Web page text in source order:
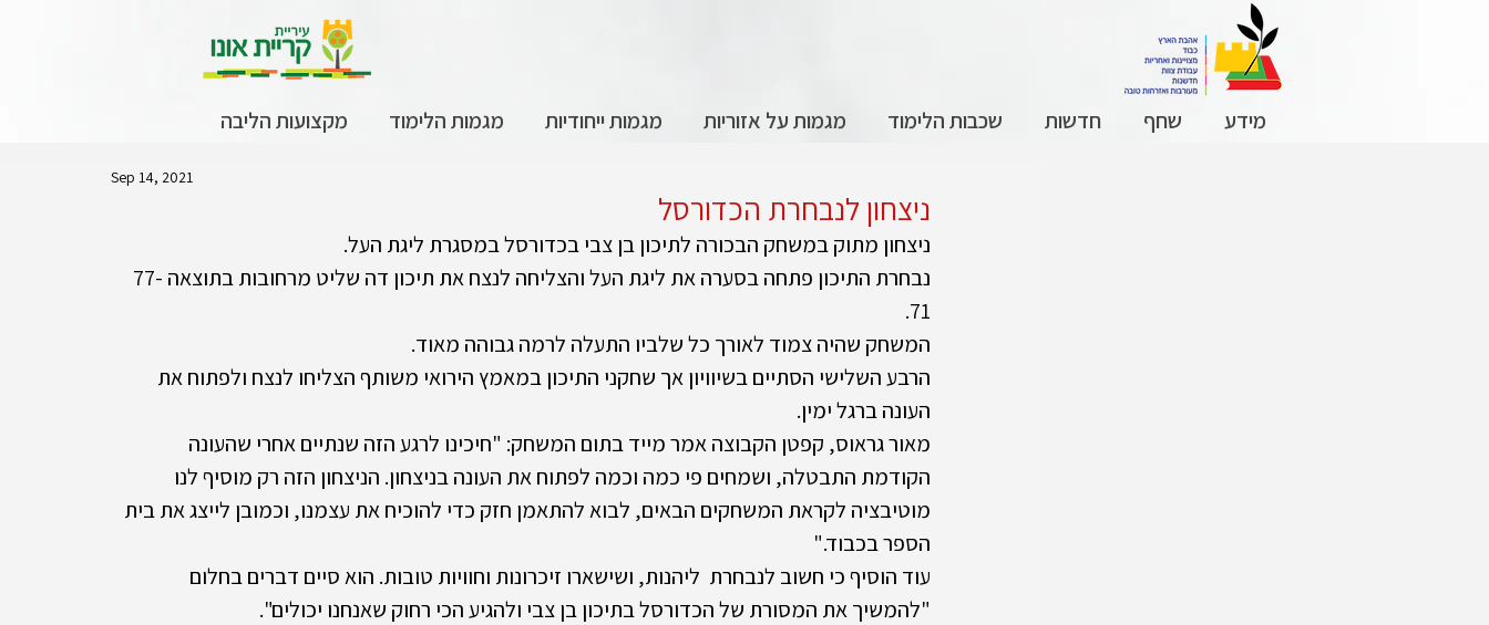
מידע שחף חדשות שכבות הלימוד מגמות על אזוריות מגמות ייחודיות מגמות הלימוד מקצועות הליבה
ניצחון לנבחרת הכדורסל
Sep 14, 2021
ניצחון מתוק במשחק הבכורה לתיכון בן צבי בכדורסל במסגרת ליגת העל.
נבחרת התיכון פתחה בסערה את ליגת העל והצליחה לנצח את תיכון דה שליט מרחובות בתוצאה 77-
71.
המשחק שהיה צמוד לאורך כל שלביו התעלה לרמה גבוהה מאוד.
הרבע השלישי הסתיים בשיוויון אך שחקני התיכון במאמץ הירואי משותף הצליחו לנצח ולפתוח את
העונה ברגל ימין.
מאור גראוס, קפטן הקבוצה אמר מייד בתום המשחק: "חיכינו לרגע הזה שנתיים אחרי שהעונה
הקודמת התבטלה, ושמחים פי כמה וכמה לפתוח את העונה בניצחון. הניצחון הזה רק מוסיף לנו
מוטיבציה לקראת המשחקים הבאים, לבוא להתאמן חזק כדי להוכיח את עצמנו, וכמובן לייצג את בית
הספר בכבוד."
עוד הוסיף כי חשוב לנבחרת  ליהנות, ושישארו זיכרונות וחוויות טובות. הוא סיים דברים בחלום
"להמשיך את המסורת של הכדורסל בתיכון בן צבי ולהגיע הכי רחוק שאנחנו יכולים".